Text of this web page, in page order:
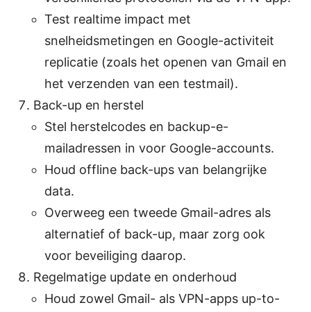
Test realtime impact met
snelheidsmetingen en Google-activiteit
replicatie (zoals het openen van Gmail en
het verzenden van een testmail).
Back-up en herstel
Stel herstelcodes en backup-e-
mailadressen in voor Google-accounts.
Houd offline back-ups van belangrijke
data.
Overweeg een tweede Gmail-adres als
alternatief of back-up, maar zorg ook
voor beveiliging daarop.
Regelmatige update en onderhoud
Houd zowel Gmail- als VPN-apps up-to-